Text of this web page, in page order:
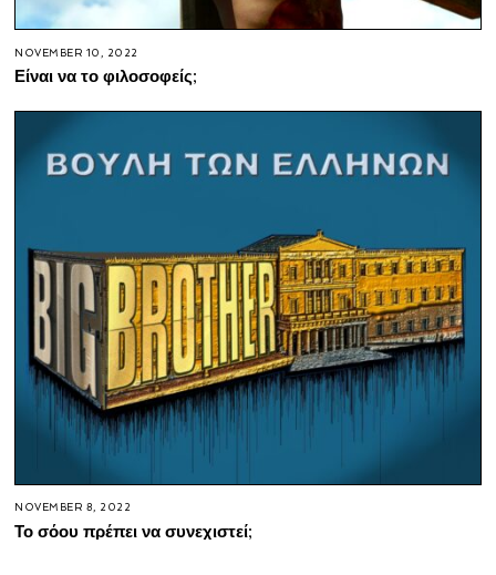
NOVEMBER 10, 2022
Είναι να το φιλοσοφείς;
NOVEMBER 8, 2022
Το σόου πρέπει να συνεχιστεί;